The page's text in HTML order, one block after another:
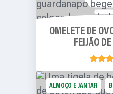
OMELETE DE
FEIJÃO
ALMOÇO E JANTAR